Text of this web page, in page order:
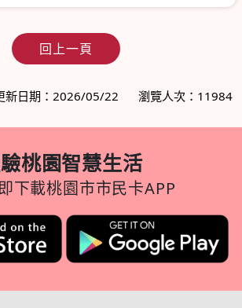
回上一頁
新日期：2026/05/22 瀏覽人次：11984
桃園智慧生活
下載桃園市市民卡APP